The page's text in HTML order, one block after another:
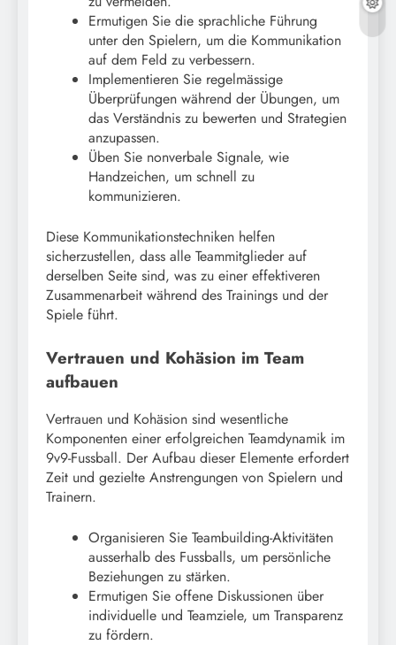
Ermutigen Sie die sprachliche Führung
unter den Spielern, um die Kommunikation
auf dem Feld zu verbessern.
Implementieren Sie regelmässige
Überprüfungen während der Übungen, um
das Verständnis zu bewerten und Strategien
anzupassen.
Üben Sie nonverbale Signale, wie
Handzeichen, um schnell zu
kommunizieren.
Diese Kommunikationstechniken helfen
sicherzustellen, dass alle Teammitglieder auf
derselben Seite sind, was zu einer effektiveren
Zusammenarbeit während des Trainings und der
Spiele führt.
Vertrauen und Kohäsion im Team
aufbauen
Vertrauen und Kohäsion sind wesentliche
Komponenten einer erfolgreichen Teamdynamik im
9v9-Fussball. Der Aufbau dieser Elemente erfordert
Zeit und gezielte Anstrengungen von Spielern und
Trainern.
Organisieren Sie Teambuilding-Aktivitäten
ausserhalb des Fussballs, um persönliche
Beziehungen zu stärken.
Ermutigen Sie offene Diskussionen über
individuelle und Teamziele, um Transparenz
zu fördern.